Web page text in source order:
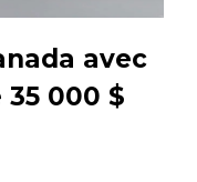
avec
35 000 $